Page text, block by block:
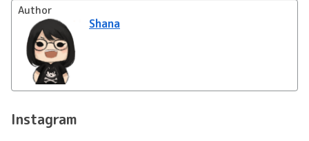
Author
Shana
Instagram